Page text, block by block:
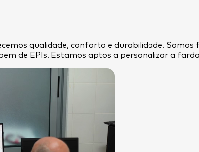
qualidade, conforto e durabilidade.
de EPIs. Estamos aptos a personalizar a